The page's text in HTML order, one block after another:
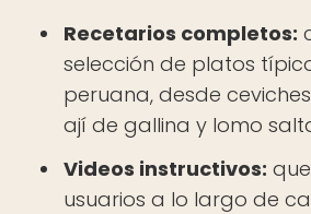
Recetarios completos:
selección de platos
peruana, desde
ají de gallina y lomo
Videos instructivos:
usuarios a lo largo de